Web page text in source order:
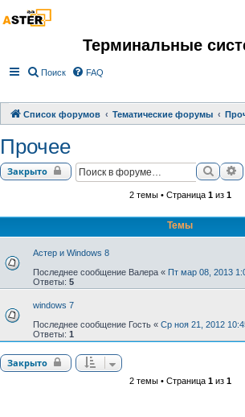
Терминальные
Поиск FAQ
Список форумов Тематические форумы
Прочее
Закрыто Поиск
2 темы • Страница 1из 1
Темы
Астер и Windows 8
Последнее сообщение Валера « Пт мар 08, 2013
Ответы: 5
windows 7
Последнее сообщение Гость « Ср ноя 21, 2012
Ответы: 1
Закрыто
2 темы • Страница 1из 1